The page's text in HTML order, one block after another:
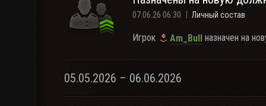
07.06.26 06:30 Личный состав
Игрок Am_Bull назначен на
05.05.2026 – 06.06.2026